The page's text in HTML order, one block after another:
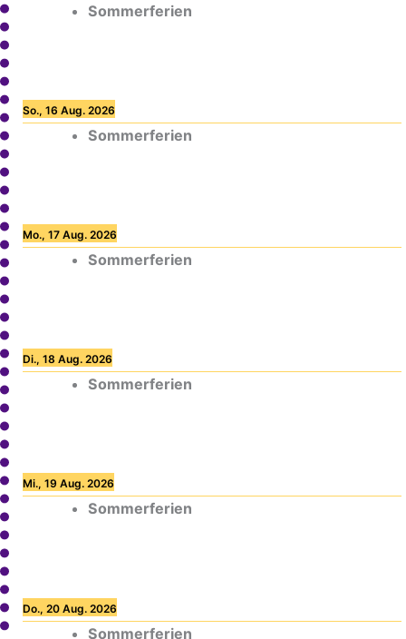
Sommerferien
So., 16 Aug. 2026
Sommerferien
Mo., 17 Aug. 2026
Sommerferien
Di., 18 Aug. 2026
Sommerferien
Mi., 19 Aug. 2026
Sommerferien
Do., 20 Aug. 2026
Sommerferien